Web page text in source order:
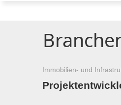
Immobilien- und